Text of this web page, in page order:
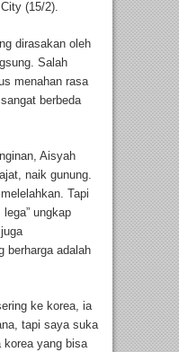
(15/2).
dirasakan oleh
Salah
menahan rasa
berbeda
Aisyah
naik gunung.
Tapi
ungkap
berharga adalah
ke korea, ia
tapi saya suka
yang bisa